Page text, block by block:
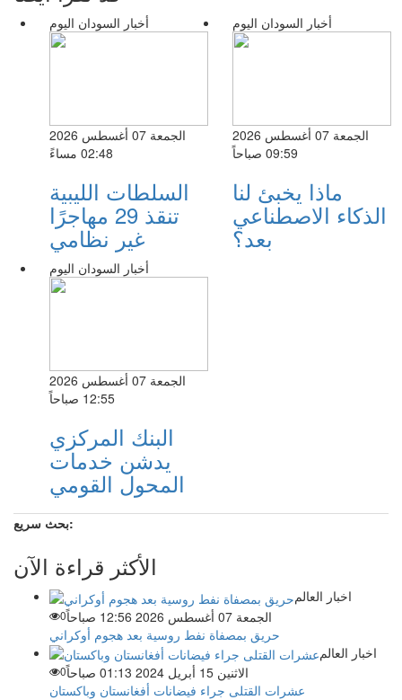
أخبار السودان اليوم
الجمعة 07 أغسطس 2026
02:48 مساءً
السلطات الليبية
تنقذ 29 مهاجرًا
غير نظامي
أخبار السودان اليوم
الجمعة 07 أغسطس 2026
09:59 صباحاً
ماذا يخبئ لنا
الذكاء الاصطناعي
بعد؟
أخبار السودان اليوم
الجمعة 07 أغسطس 2026
12:55 صباحاً
البنك المركزي
يدشن خدمات
المحول القومي
بحث سريع:
الأكثر قراءة الآن
اخبار العالم
الجمعة 07 أغسطس 2026 12:56 صباحاً
0
حريق بمصفاة نفط روسية بعد هجوم أوكراني
اخبار العالم
الاثنين 15 أبريل 2024 01:13 صباحاً
0
عشرات القتلى جراء فيضانات أفغانستان وباكستان